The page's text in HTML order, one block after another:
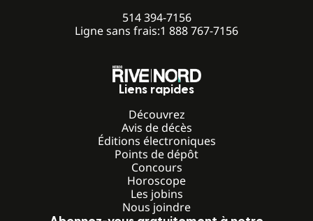
514 394-7156
Ligne sans frais:1 888 767-7156
Liens rapides
Découvrez
Avis de décès
Éditions électroniques
Points de dépôt
Concours
Horoscope
Les jobins
Nous joindre